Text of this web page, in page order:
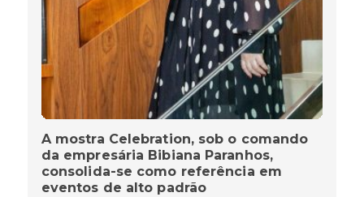
A mostra Celebration, sob o comando
da empresária Bibiana Paranhos,
consolida-se como referência em
eventos de alto padrão